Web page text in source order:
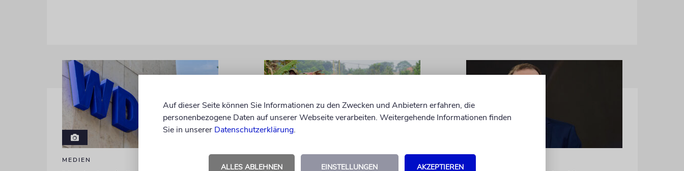
MEDIEN
Auf dieser Seite können Sie Informationen zu den Zwecken und Anbietern erfahren, die
personenbezogene Daten auf unserer Webseite verarbeiten. Weitergehende Informationen finden
Sie in unserer Datenschutzerklärung.
ALLES ABLEHNEN EINSTELLUNGEN AKZEPTIEREN